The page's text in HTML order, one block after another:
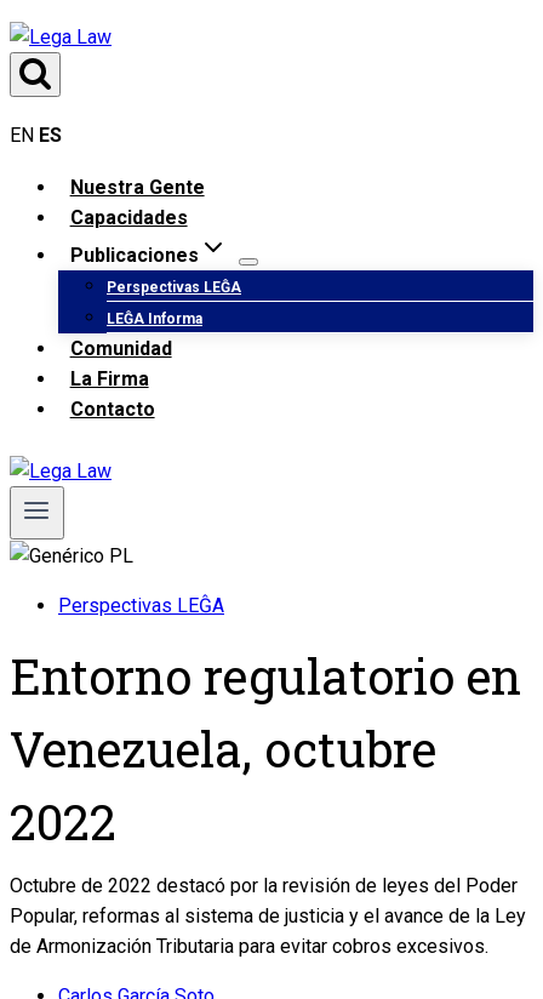
Saltar
al
contenido
EN ES
Nuestra Gente
Capacidades
Publicaciones
Perspectivas LEĜA
LEĜA Informa
Comunidad
La Firma
Contacto
Perspectivas LEĜA
Entorno regulatorio en
Venezuela, octubre
2022
Octubre de 2022 destacó por la revisión de leyes del Poder
Popular, reformas al sistema de justicia y el avance de la Ley
de Armonización Tributaria para evitar cobros excesivos.